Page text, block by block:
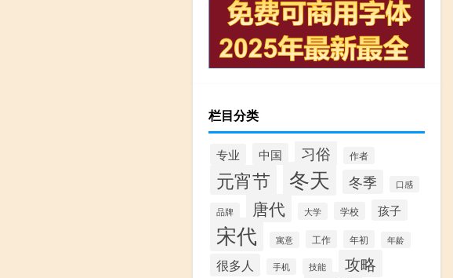
栏目分类
专业 中国 习俗 作者
元宵节 冬天 冬季 口感
品牌 唐代 大学 学校 孩子
宋代 寓意 工作 年初 年龄
很多人 手机 技能 攻略